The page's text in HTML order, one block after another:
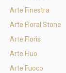
Arte Finestra
Arte Floral Stone
Arte Floris
Arte Fluo
Arte Fuoco